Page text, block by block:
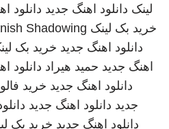
لینک دانلود اهنگ جدید دانلود
خرید بک لینک Shadowing
دانلود اهنگ جدید خرید بک
اهنگ جدید حمید هیراد دانلود
دانلود اهنگ جدید خرید
جدید دانلود اهنگ جدید
دانلود اهنگ جدید خرید بک